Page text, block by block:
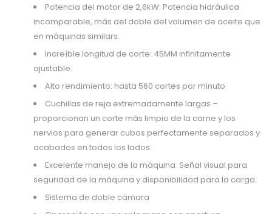
Potencia del motor de 2,6kW: Potencia hidráulica
incomparable, más del doble del volumen de aceite que
en máquinas similars.
Increíble longitud de corte: 45MM infinitamente
ajustable.
Alto rendimiento: hasta 560 cortes por minuto
Cuchillas de reja extremadamente largas –
proporcionan un corte más limpio de la carne y los
nervios para generar cubos perfectamente separados y
acabados en todos los lados.
Excelente manejo de la máquina: Señal visual para
seguridad de la máquina y disponibilidad para la carga.
Sistema de doble cámara